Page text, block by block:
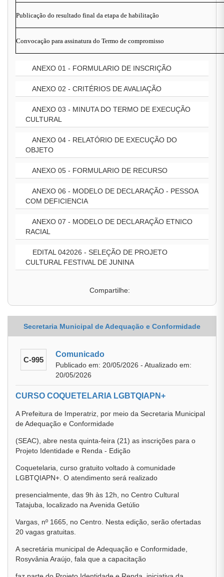
Publicação do resultado final da etapa de habilitação
Convocação para assinatura do Termo de compromisso
ANEXO 01 - FORMULARIO DE INSCRIÇÃO
ANEXO 02 - CRITÉRIOS DE AVALIAÇÃO
ANEXO 03 - MINUTA DO TERMO DE EXECUÇÃO
CULTURAL
ANEXO 04 - RELATÓRIO DE EXECUÇÃO DO
OBJETO
ANEXO 05 - FORMULARIO DE RECURSO
ANEXO 06 - MODELO DE DECLARAÇÃO - PESSOA
COM DEFICIENCIA
ANEXO 07 - MODELO DE DECLARAÇÃO ETNICO
RACIAL
EDITAL 042026 - SELEÇÃO DE PROJETO
CULTURAL FESTIVAL DE JUNINA
Compartilhe:
Secretaria Municipal de Adequação e Conformidade
C-995
Comunicado
Publicado em: 20/05/2026 - Atualizado em:
20/05/2026
CURSO COQUETELARIA LGBTQIAPN+
A Prefeitura de Imperatriz, por meio da Secretaria Municipal
de Adequação e Conformidade
(SEAC), abre nesta quinta-feira (21) as inscrições para o
Projeto Identidade e Renda - Edição
Coquetelaria, curso gratuito voltado à comunidade
LGBTQIAPN+. O atendimento será realizado
presencialmente, das 9h às 12h, no Centro Cultural
Tatajuba, localizado na Avenida Getúlio
Vargas, nº 1665, no Centro. Nesta edição, serão ofertadas
20 vagas gratuitas.
A secretária municipal de Adequação e Conformidade,
Rosyvânia Araújo, fala que a capacitação